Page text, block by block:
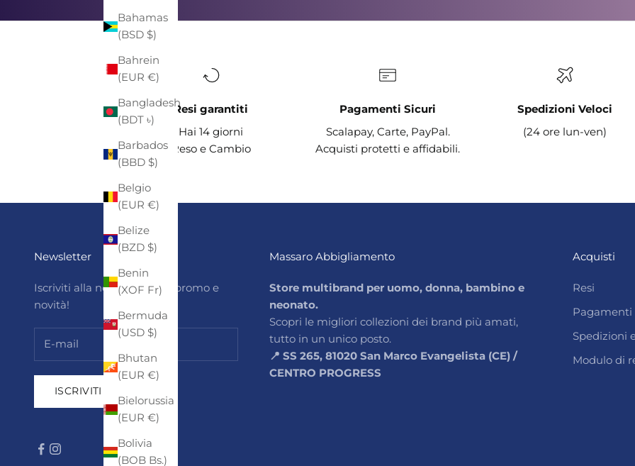
Bahamas
(BSD $)
Bahrein
(EUR €)
Bangladesh
(BDT ৳)
Barbados
(BBD $)
Belgio
(EUR €)
Belize
(BZD $)
Benin
(XOF Fr)
Bermuda
(USD $)
Bhutan
(EUR €)
Bielorussia
(EUR €)
Bolivia
(BOB Bs.)
Resi garantiti
Hai 14 giorni
Reso e Cambio
Pagamenti Sicuri
Scalapay, Carte, PayPal.
Acquisti protetti e affidabili.
Spedizioni Veloci
(24 ore lun-ven)
Newsletter
Iscriviti alla newsletter per promo e
novità!
ISCRIVITI
Massaro Abbigliamento
Store multibrand per uomo, donna, bambino e
neonato.
Scopri le migliori collezioni dei brand più amati,
tutto in un unico posto.
📍 SS 265, 81020 San Marco Evangelista (CE) /
CENTRO PROGRESS
Acquisti
Resi
Pagamenti
Spedizioni
Modulo di